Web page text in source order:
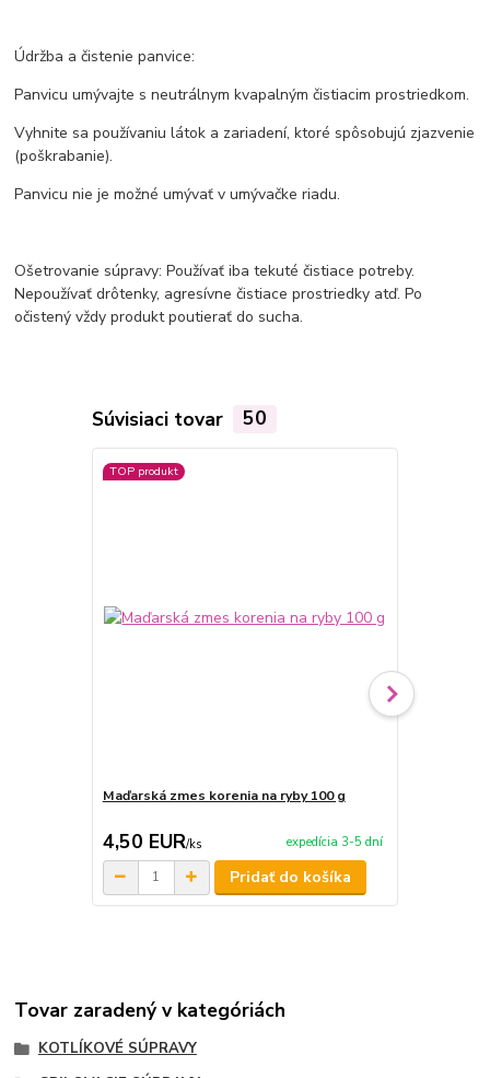
Údržba a čistenie panvice:
Panvicu umývajte s neutrálnym kvapalným čistiacim prostriedkom.
Vyhnite sa používaniu látok a zariadení, ktoré spôsobujú zjazvenie
(poškrabanie).
Panvicu nie je možné umývať v umývačke riadu.
Ošetrovanie súpravy: Používať iba tekuté čistiace potreby.
Nepoužívať drôtenky, agresívne čistiace prostriedky atď. Po
očistený vždy produkt poutierať do sucha.
Súvisiaci tovar 50
TOP produkt
Maďarská zmes korenia na ryby 100 g
4,50 EUR/ks expedícia 3-5 dní
Pridať do košíka
Tovar zaradený v kategóriách
KOTLÍKOVÉ SÚPRAVY